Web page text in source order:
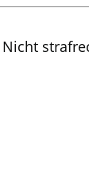
Nicht